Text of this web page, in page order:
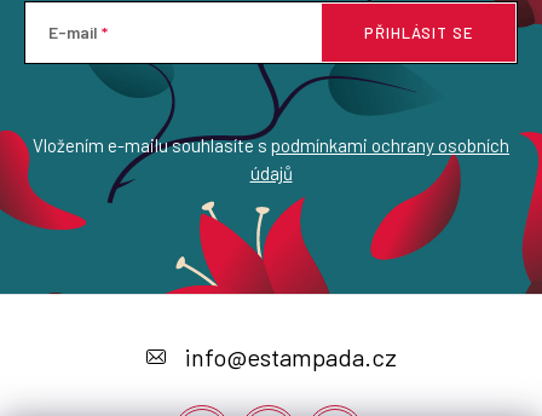
E-mail
Vložením e-mailu souhlasíte s podmínkami ochrany osobních
údajů
PŘIHLÁSIT SE
info@estampada.cz